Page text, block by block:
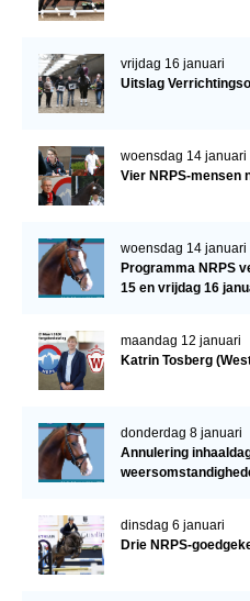
vrijdag 16 januari
Uitslag
woensdag 14 januari
Vier NRPS-mensen
woensdag 14 januari
Programma NRPS
15 en vrijdag 16
maandag 12 januari
Katrin Tosberg
donderdag 8 januari
Annulering
dinsdag 6 januari
Drie NRPS-